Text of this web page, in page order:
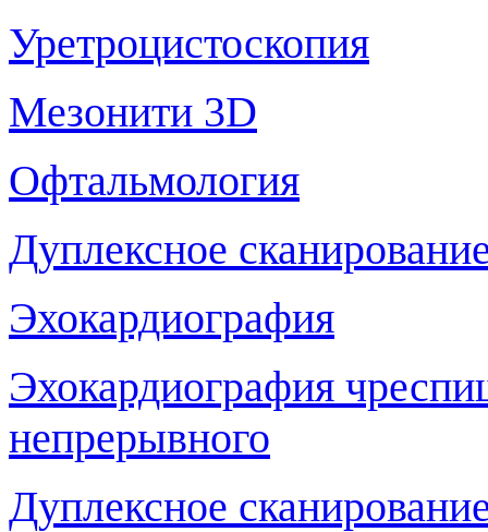
Уретроцистоскопия
Мезонити 3D
Офтальмология
Дуплексное
Эхокардиография
Эхокардиография
непрерывного
Дуплексное